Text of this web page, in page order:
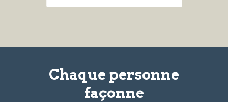
Chaque personne
façonne